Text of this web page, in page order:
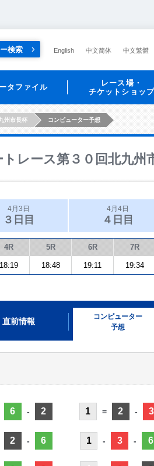
検索 English 中文简体 中文繁體
タファイル
レース場・
チケットショップ
州市長杯 コンピューター予想
レース第３０回北九州
4月3日
３日目
4月4日
４日目
4R 5R 6R 7R
18:19 18:48 19:11 19:34
直前情報
コンピューター
予想
6 - 2
2 - 6
1 = 2 - 3
1 - 3 - 6